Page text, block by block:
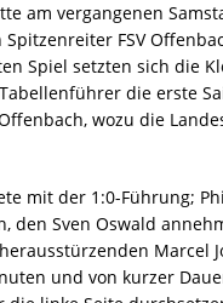
am vergangenen
FSV
Spiel setzten sich die
die erste
wozu die
mit der 1:0-Führung;
den Sven Oswald
Marcel
und von kurzer